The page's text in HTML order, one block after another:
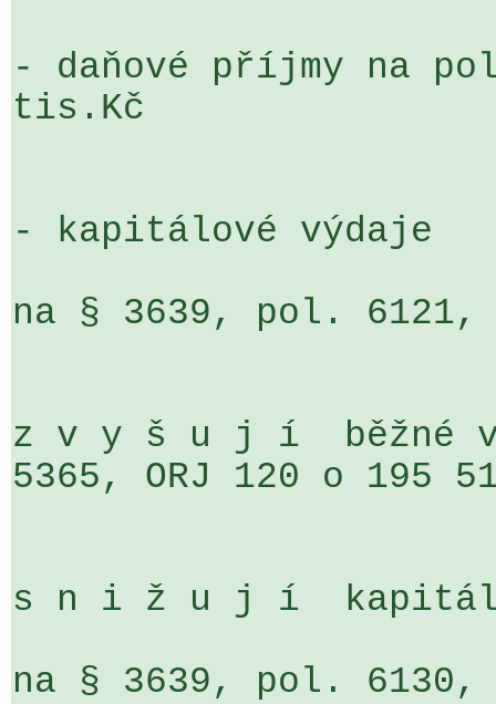
- daňové příjmy na
tis.Kč
- kapitálové výdaje
na § 3639, pol. 6121,
z v y š u j í  běžné
5365, ORJ 120 o 195
s n i ž u j í
na § 3639, pol. 6130,